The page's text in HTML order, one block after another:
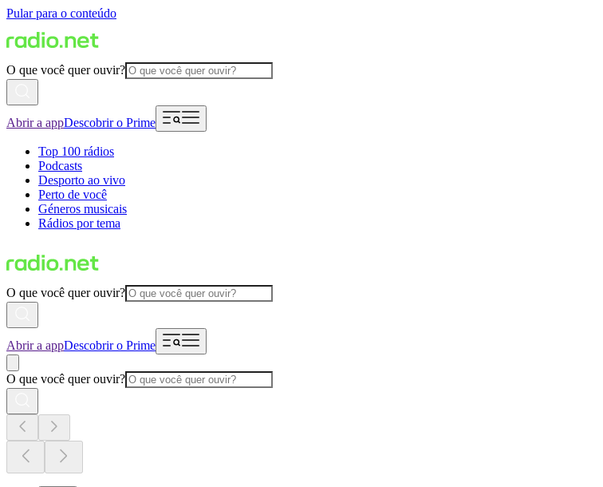
Pular para o conteúdo
O que você quer ouvir?
Abrir a appDescobrir o Prime
Top 100 rádios
Podcasts
Desporto ao vivo
Perto de você
Géneros musicais
Rádios por tema
O que você quer ouvir?
Abrir a appDescobrir o Prime
O que você quer ouvir?